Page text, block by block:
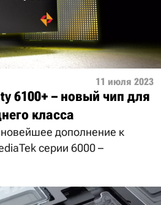
11 июля 2023
6100+ – новый чип для
класса
дополнение к
серии 6000 –